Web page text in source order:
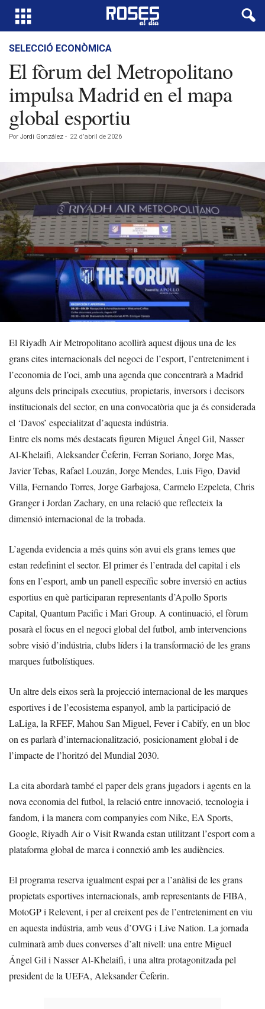
SELECCIÓ ECONÒMICA
El fòrum del Metropolitano
impulsa Madrid en el mapa
global esportiu
Por Jordi González - 22 d'abril de 2026
El Riyadh Air Metropolitano acollirà aquest dijous una de les
grans cites internacionals del negoci de l’esport, l’entreteniment i
l’economia de l’oci, amb una agenda que concentrarà a Madrid
alguns dels principals executius, propietaris, inversors i decisors
institucionals del sector, en una convocatòria que ja és considerada
el ‘Davos’ especialitzat d’aquesta indústria.
Entre els noms més destacats figuren Miguel Ángel Gil, Nasser
Al-Khelaifi, Aleksander Čeferin, Ferran Soriano, Jorge Mas,
Javier Tebas, Rafael Louzán, Jorge Mendes, Luis Figo, David
Villa, Fernando Torres, Jorge Garbajosa, Carmelo Ezpeleta, Chris
Granger i Jordan Zachary, en una relació que reflecteix la
dimensió internacional de la trobada.
L’agenda evidencia a més quins són avui els grans temes que
estan redefinint el sector. El primer és l’entrada del capital i els
fons en l’esport, amb un panell específic sobre inversió en actius
esportius en què participaran representants d’Apollo Sports
Capital, Quantum Pacific i Mari Group. A continuació, el fòrum
posarà el focus en el negoci global del futbol, amb intervencions
sobre visió d’indústria, clubs líders i la transformació de les grans
marques futbolístiques.
Un altre dels eixos serà la projecció internacional de les marques
esportives i de l’ecosistema espanyol, amb la participació de
LaLiga, la RFEF, Mahou San Miguel, Fever i Cabify, en un bloc
on es parlarà d’internacionalització, posicionament global i de
l’impacte de l’horitzó del Mundial 2030.
La cita abordarà també el paper dels grans jugadors i agents en la
nova economia del futbol, la relació entre innovació, tecnologia i
fandom, i la manera com companyies com Nike, EA Sports,
Google, Riyadh Air o Visit Rwanda estan utilitzant l’esport com a
plataforma global de marca i connexió amb les audiències.
El programa reserva igualment espai per a l’anàlisi de les grans
propietats esportives internacionals, amb representants de FIBA,
MotoGP i Relevent, i per al creixent pes de l’entreteniment en viu
en aquesta indústria, amb veus d’OVG i Live Nation. La jornada
culminarà amb dues converses d’alt nivell: una entre Miguel
Ángel Gil i Nasser Al-Khelaifi, i una altra protagonitzada pel
president de la UEFA, Aleksander Čeferin.